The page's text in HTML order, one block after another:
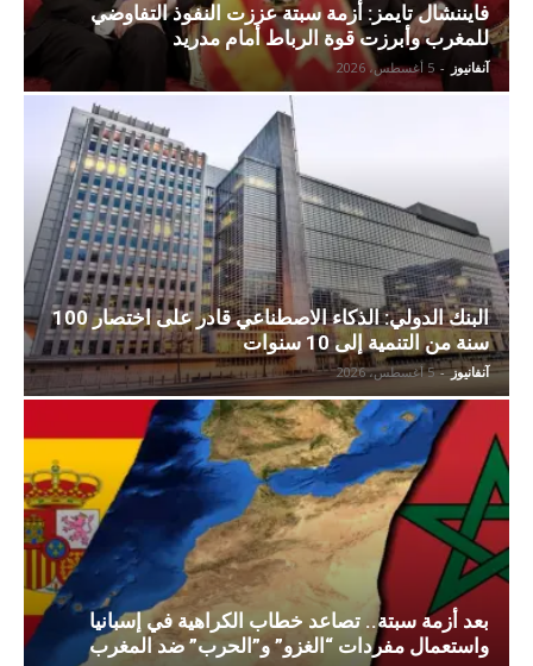
فايننشال تايمز: أزمة سبتة عززت النفوذ التفاوضي
للمغرب وأبرزت قوة الرباط أمام مدريد
آنفانيوز - 5 أغسطس، 2026
البنك الدولي: الذكاء الاصطناعي قادر على اختصار 100
سنة من التنمية إلى 10 سنوات
آنفانيوز - 5 أغسطس، 2026
بعد أزمة سبتة.. تصاعد خطاب الكراهية في إسبانيا
واستعمال مفردات “الغزو” و”الحرب” ضد المغرب